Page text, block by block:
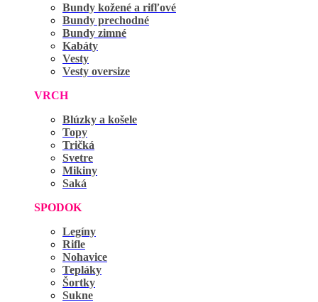
Bundy kožené a rifľové
Bundy prechodné
Bundy zimné
Kabáty
Vesty
Vesty oversize
VRCH
Blúzky a košele
Topy
Tričká
Svetre
Mikiny
Saká
SPODOK
Legíny
Rifle
Nohavice
Tepláky
Šortky
Sukne